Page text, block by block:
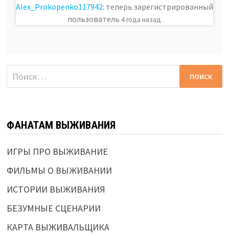
Alex_Prokopenko117942: теперь зарегистрированный
пользователь 4 года назад
Найти:
ФАНАТАМ ВЫЖИВАНИЯ
ИГРЫ ПРО ВЫЖИВАНИЕ
ФИЛЬМЫ О ВЫЖИВАНИИ
ИСТОРИИ ВЫЖИВАНИЯ
БЕЗУМНЫЕ СЦЕНАРИИ
КАРТА ВЫЖИВАЛЬЩИКА